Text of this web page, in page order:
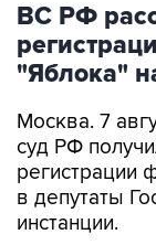
ВС РФ
"Яблока"
Москва. 7
суд РФ
регистрации
в депутаты
инстанции.